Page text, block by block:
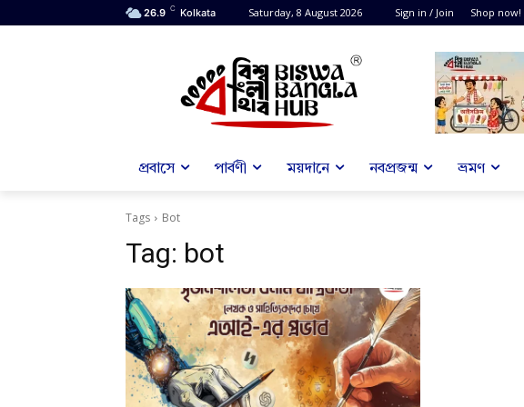
26.9 C Kolkata Saturday, 8 August 2026 Sign in / Join Shop now!
প্রবাসে পার্বণী ময়দানে নবপ্রজন্ম ভ্রমণ
Tags Bot
Tag: bot